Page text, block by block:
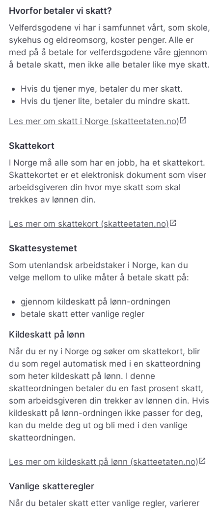
Hvorfor betaler vi skatt?
Velferdsgodene vi har i samfunnet vårt, som skole,
sykehus og eldreomsorg, koster penger. Alle er
med på å betale for velferdsgodene våre gjennom
å betale skatt, men ikke alle betaler like mye skatt.
Hvis du tjener mye, betaler du mer skatt.
Hvis du tjener lite, betaler du mindre skatt.
Les mer om skatt i Norge (skatteetaten.no)open_in_new
Skattekort
I Norge må alle som har en jobb, ha et skattekort.
Skattekortet er et elektronisk dokument som viser
arbeidsgiveren din hvor mye skatt som skal
trekkes av lønnen din.
Les mer om skattekort (skatteetaten.no)open_in_new
Skattesystemet
Som utenlandsk arbeidstaker i Norge, kan du
velge mellom to ulike måter å betale skatt på:
gjennom kildeskatt på lønn-ordningen
betale skatt etter vanlige regler
Kildeskatt på lønn
Når du er ny i Norge og søker om skattekort, blir
du som regel automatisk med i en skatteordning
som heter kildeskatt på lønn. I denne
skatteordningen betaler du en fast prosent skatt,
som arbeidsgiveren din trekker av lønnen din. Hvis
kildeskatt på lønn-ordningen ikke passer for deg,
kan du melde deg ut og bli med i den vanlige
skatteordningen.
Les mer om kildeskatt på lønn (skatteetaten.no)open_in_new
Vanlige skatteregler
Når du betaler skatt etter vanlige regler, varierer